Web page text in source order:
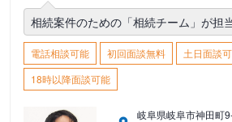
相続案件のための「相続チーム」が担
電話相談可能 初回面談無料
土日面談
18時以降面談可能
岐阜県岐阜市神田町